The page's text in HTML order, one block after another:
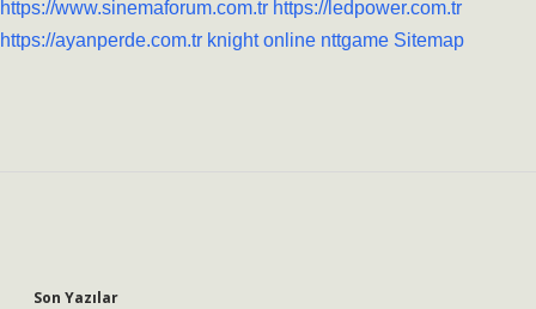
https://www.sinemaforum.com.tr https://ledpower.com.tr
https://ayanperde.com.tr knight online nttgame Sitemap
Son Yazılar